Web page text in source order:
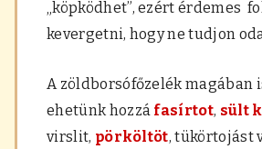
„köpködhet”, ezért érdemes
kevergetni, hogy ne tudjon
A zöldborsófőzelék magában
ehetünk hozzá fasírtot, sült
virslit, pörköltöt, tükörtojást